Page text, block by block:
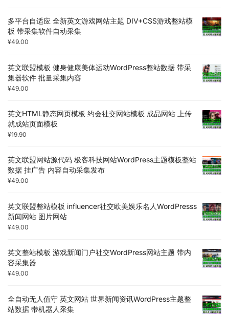
多平台自适应 全新英文游戏网站主题 DIV+CSS游戏整站模
板 带采集软件自动采集
¥49.00
英文联盟模板 健身健康美体运动WordPress整站数据 带采
集器软件 批量采集内容
¥49.00
英文HTML静态网页模板 约会社交网站模板 成品网站 上传
就成站页面模板
¥19.90
英文联盟网站源代码 极客科技网站WordPress主题模板整站
数据 挂广告 内容自动采集发布
¥49.00
英文联盟整站模板 influencer社交欧美娱乐名人WordPresss
新闻网站 图片网站
¥49.00
英文整站模板 游戏新闻门户社交WordPress网站主题 带内
容采集器
¥49.00
全自动无人值守 英文网站 世界新闻资讯WordPress主题整
站数据 带机器人采集